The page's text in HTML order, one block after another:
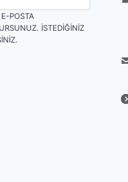
POSTA
İSTEDIĞINIZ